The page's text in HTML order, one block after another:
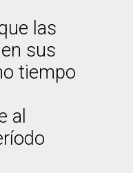
las
sus
tiempo
al